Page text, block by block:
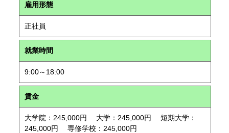
雇用形態
正社員
就業時間
9:00～18:00
賃金
大学院：245,000円 大学：245,000円 短期大学：
245,000円 専修学校：245,000円